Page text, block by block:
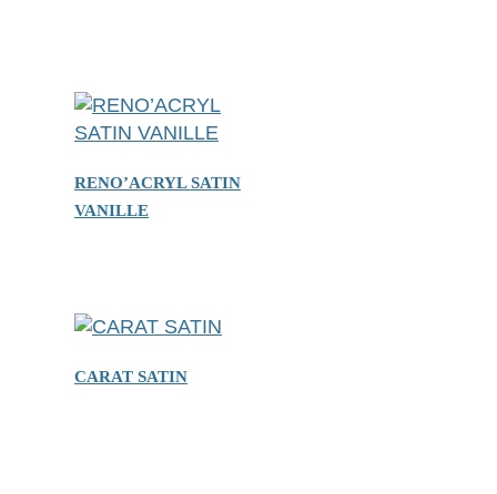
RENO’ACRYL SATIN
VANILLE
CARAT SATIN